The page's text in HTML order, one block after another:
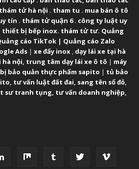
thám tử hà nội . tham tu . mua bán ô tô
tín . thám tử quận 6. công ty luật uy
thiết bị bếp inox. thám tử tư. Quảng
cáo TikTok| Quảng cáo Zalo
Ads| xe đẩy inox, dạy lái xe tại hà
hà nội, trung tâm dạy lái xe ô tô | máy
bảo quản thực phẩm sapito | tủ bảo
, tư vấn luật đất đai, sang tên sổ đỏ,
sư tranh tụng, tư vấn doanh nghiệp,